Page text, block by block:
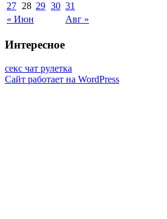
« Июн Авг »
27 28 29 30 31
Интересное
секс чат рулетка
Сайт работает на WordPress